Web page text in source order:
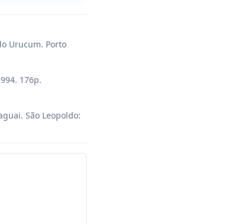
Urucum. Porto
176p.
São Leopoldo: